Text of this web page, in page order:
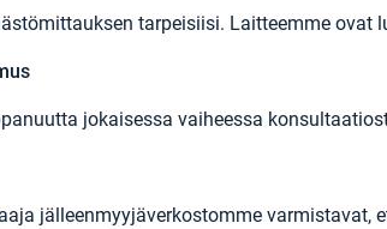
tarpeisiisi. Laitteemme
jokaisessa vaiheessa
jälleenmyyjäverkostomme